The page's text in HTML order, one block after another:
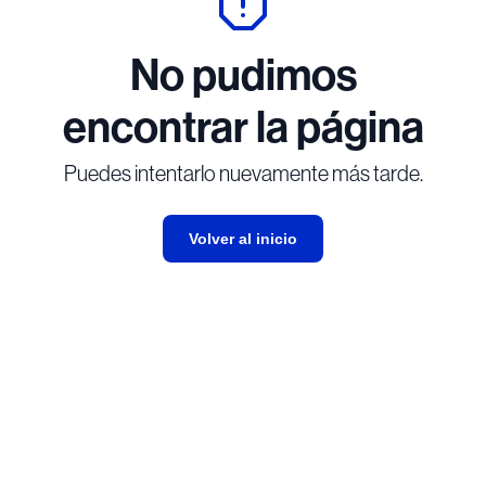
No pudimos
encontrar la página
Puedes intentarlo nuevamente más tarde.
Volver al inicio